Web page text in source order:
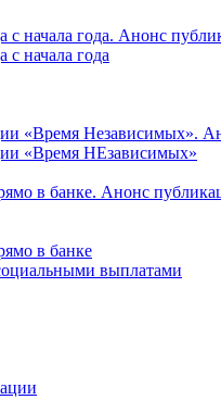
с начала года. Анонс
начала года
«Время Независимых».
«Время НЕзависимых»
в банке. Анонс
в банке
выплатами